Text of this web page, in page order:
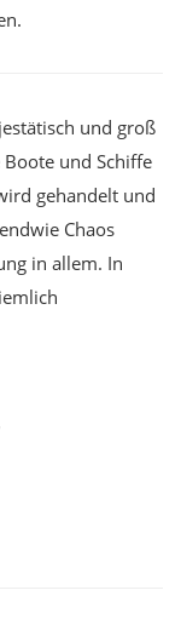
und groß
und Schiffe
gehandelt und
Chaos
in allem. In